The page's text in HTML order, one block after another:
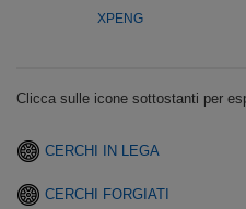
XPENG
Clicca sulle icone sottostanti per
CERCHI IN LEGA
CERCHI FORGIATI